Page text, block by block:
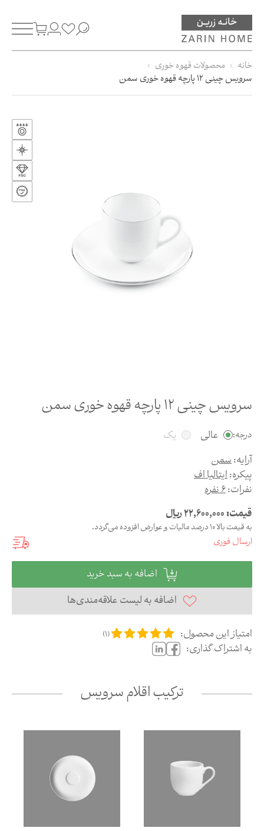
خانه
محصولات قهوه خوری
سرویس چینی 12 پارچه قهوه خوری سمن
سرویس چینی 12 پارچه قهوه خوری سمن
درجه: عالی
یک
آرایه:سمن
پیکره:ایتالیا اف
نفرات:6 نفره
قیمت:22,600,000ریال
به قیمت بالا 10 درصد مالیات و عوارض افزوده می‌گردد.
ارسال فوری
اضافه به سبد خرید
اضافه به لیست علاقه‌مندی‌ها
امتیاز این محصول:
(
1
)
به اشتراک گذاری:
ترکیب اقلام سرویس